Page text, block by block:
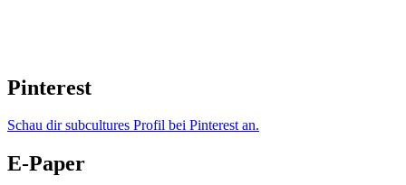
Pinterest
Schau dir subcultures Profil bei Pinterest an.
E-Paper